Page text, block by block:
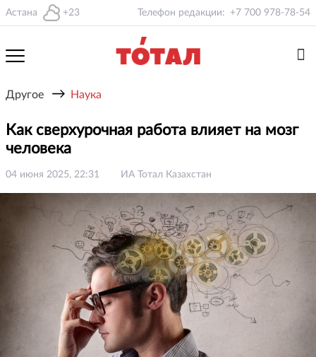
Астана +23 Телефон редакции: +7 700 978-78-54
Другое → Наука
Как сверхурочная работа влияет на мозг
человека
04 июня 2025, 22:31 ИА Тотал Казахстан